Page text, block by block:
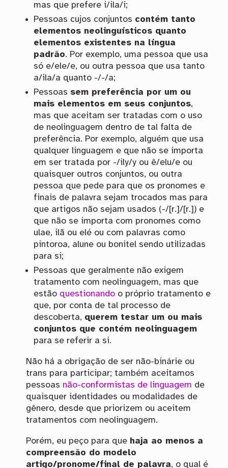
mas que prefere i/ila/i;
Pessoas cujos conjuntos contém tanto
elementos neolinguísticos quanto
elementos existentes na língua
padrão. Por exemplo, uma pessoa que usa
só e/ele/e, ou outra pessoa que usa tanto
a/ila/a quanto -/-/a;
Pessoas sem preferência por um ou
mais elementos em seus conjuntos,
mas que aceitam ser tratadas com o uso
de neolinguagem dentro de tal falta de
preferência. Por exemplo, alguém que usa
qualquer linguagem e que não se importa
em ser tratada por -/ily/y ou ê/elu/e ou
quaisquer outros conjuntos, ou outra
pessoa que pede para que os pronomes e
finais de palavra sejam trocados mas para
que artigos não sejam usados (-/[r.]/[r.]) e
que não se importa com pronomes como
ulae, ilã ou elé ou com palavras como
pintoroa, alune ou bonitel sendo utilizadas
para si;
Pessoas que geralmente não exigem
tratamento com neolinguagem, mas que
estão questionandoo próprio tratamento e
que, por conta de tal processo de
descoberta, querem testar um ou mais
conjuntos que contém neolinguagem
para se referir a si.
Não há a obrigação de ser não-binárie ou
trans para participar; também aceitamos
pessoas não-conformistas de linguagem de
quaisquer identidades ou modalidades de
gênero, desde que priorizem ou aceitem
tratamentos com neolinguagem.
Porém, eu peço para que haja ao menos a
compreensão do modelo
artigo/pronome/final de palavra, o qual é